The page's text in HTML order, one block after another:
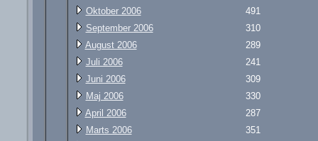
Oktober 2006
491
September 2006
310
August 2006
289
Juli 2006
241
Juni 2006
309
Maj 2006
330
April 2006
287
Marts 2006
351